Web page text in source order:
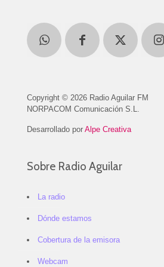
Copyright © 2026 Radio Aguilar FM
NORPACOM Comunicación S.L.
Desarrollado por Alpe Creativa
Sobre Radio Aguilar
La radio
Dónde estamos
Cobertura de la emisora
Webcam